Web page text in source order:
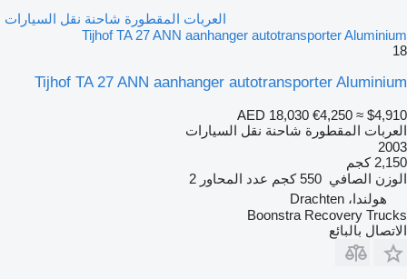
العربات المقطورة شاحنة نقل السيارات
Tijhof TA 27 ANN aanhanger autotransporter Aluminium
18
Tijhof TA 27 ANN aanhanger autotransporter Aluminium
AED 18,030 €4,250 ≈ $4,910
العربات المقطورة شاحنة نقل السيارات
2003
2,150 كجم
الوزن الصافي 550 كجم عدد المحاور 2
هولندا، Drachten
Boonstra Recovery Trucks
الاتصال بالبائع